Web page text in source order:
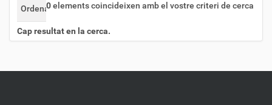
0elements coincideixen amb el vostre criteri de cerca
Ordena per rellevància data (més recent primer)
Cap resultat en la cerca.